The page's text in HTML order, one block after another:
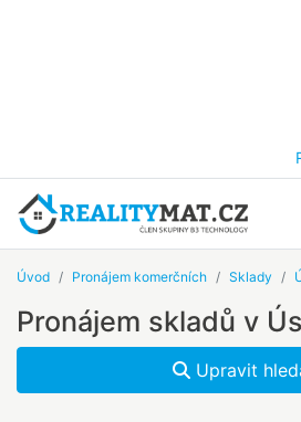
Úvod Pronájem komerčních Sklady
Pronájem skladů v
Upravit